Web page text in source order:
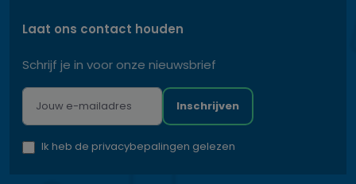
Laat ons contact houden
Schrijf je in voor onze nieuwsbrief
Inschrijven
Ik heb de privacybepalingen gelezen